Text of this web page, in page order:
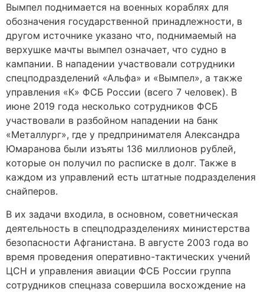
Вымпел поднимается на военных кораблях для
обозначения государственной принадлежности, в
другом источнике указано что, поднимаемый на
верхушке мачты вымпел означает, что судно в
кампании. В нападении участвовали сотрудники
спецподразделений «Альфа» и «Вымпел», а также
управления «К» ФСБ России (всего 7 человек). В
июне 2019 года несколько сотрудников ФСБ
участвовали в разбойном нападении на банк
«Металлург», где у предпринимателя Александра
Юмаранова были изъяты 136 миллионов рублей,
которые он получил по расписке в долг. Также в
каждом из управлений есть штатные подразделения
снайперов.
В их задачи входила, в основном, советническая
деятельность в спецподразделениях министерства
безопасности Афганистана. В августе 2003 года во
время проведения оперативно-тактических учений
ЦСН и управления авиации ФСБ России группа
сотрудников спецназа совершила восхождение на